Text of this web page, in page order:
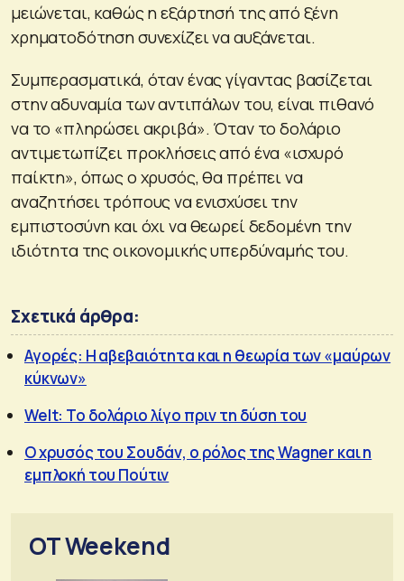
μειώνεται, καθώς η εξάρτησή της από ξένη
χρηματοδότηση συνεχίζει να αυξάνεται.
Συμπερασματικά, όταν ένας γίγαντας βασίζεται
στην αδυναμία των αντιπάλων του, είναι πιθανό
να το «πληρώσει ακριβά». Όταν το δολάριο
αντιμετωπίζει προκλήσεις από ένα «ισχυρό
παίκτη», όπως ο χρυσός, θα πρέπει να
αναζητήσει τρόπους να ενισχύσει την
εμπιστοσύνη και όχι να θεωρεί δεδομένη την
ιδιότητα της οικονομικής υπερδύναμής του.
Σχετικά άρθρα:
Αγορές: Η αβεβαιότητα και η θεωρία των «μαύρων
κύκνων»
Welt: Το δολάριο λίγο πριν τη δύση του
Ο χρυσός του Σουδάν, ο ρόλος της Wagner και η
εμπλοκή του Πούτιν
OT Weekend